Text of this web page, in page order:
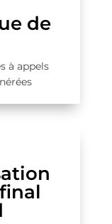
de
à appels